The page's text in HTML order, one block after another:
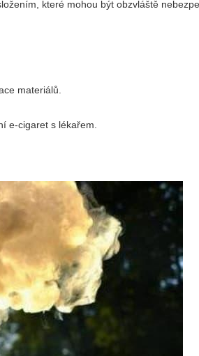
které mohou být obzvláště
materiálů.
e-cigaret s lékařem.